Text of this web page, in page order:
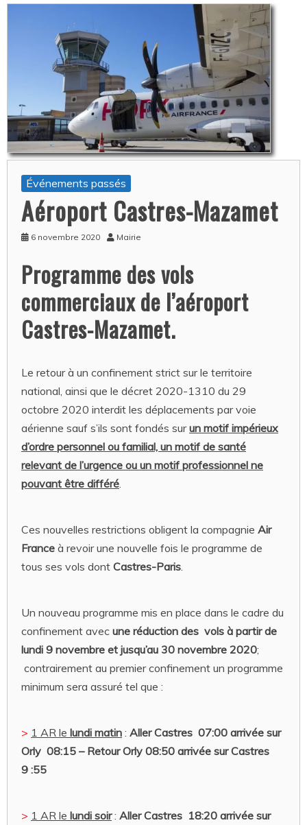
Événements passés
Aéroport Castres-Mazamet
6 novembre 2020 Mairie
Programme des vols
commerciaux de l’aéroport
Castres-Mazamet.
Le retour à un confinement strict sur le territoire
national, ainsi que le décret 2020-1310 du 29
octobre 2020 interdit les déplacements par voie
aérienne sauf s’ils sont fondés surun motif impérieux
d’ordre personnel ou familial, un motif de santé
relevant de l’urgence ou un motif professionnel ne
pouvant être différé
Ces nouvelles restrictions obligent la compagnie Air
France à revoir une nouvelle fois le programme de
tous ses vols dont Castres-Paris
Un nouveau programme mis en place dans le cadre du
confinement avec une réduction des vols à partir de
lundi 9 novembre et jusqu’au 30 novembre 2020;
contrairement au premier confinement un programme
minimum sera assuré tel que :
> 1 AR le lundi matin : Aller Castres 07:00 arrivée sur
Orly 08:15 – Retour Orly 08:50 arrivée surCastres
9 :55
> 1 AR le lundi soir: Aller Castres 18:20 arrivée sur